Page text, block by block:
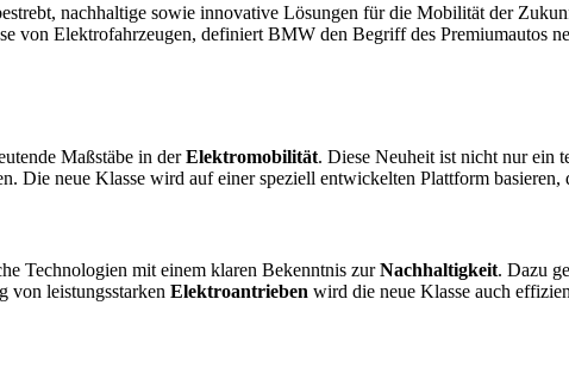
nachhaltige sowie innovative Lösungen für die Mobilität der
von Elektrofahrzeugen, definiert BMW den Begriff des Premiumautos
Maßstäbe in derElektromobilität. Diese Neuheit ist nicht nur ein
Die neue Klasse wird auf einer speziell entwickelten Plattform
Technologien mit einem klaren Bekenntnis zurNachhaltigkeit. Dazu
von leistungsstarken Elektroantrieben wird die neue Klasse auch